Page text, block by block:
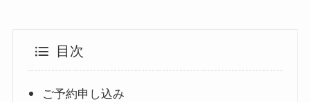
目次
ご予約申し込み